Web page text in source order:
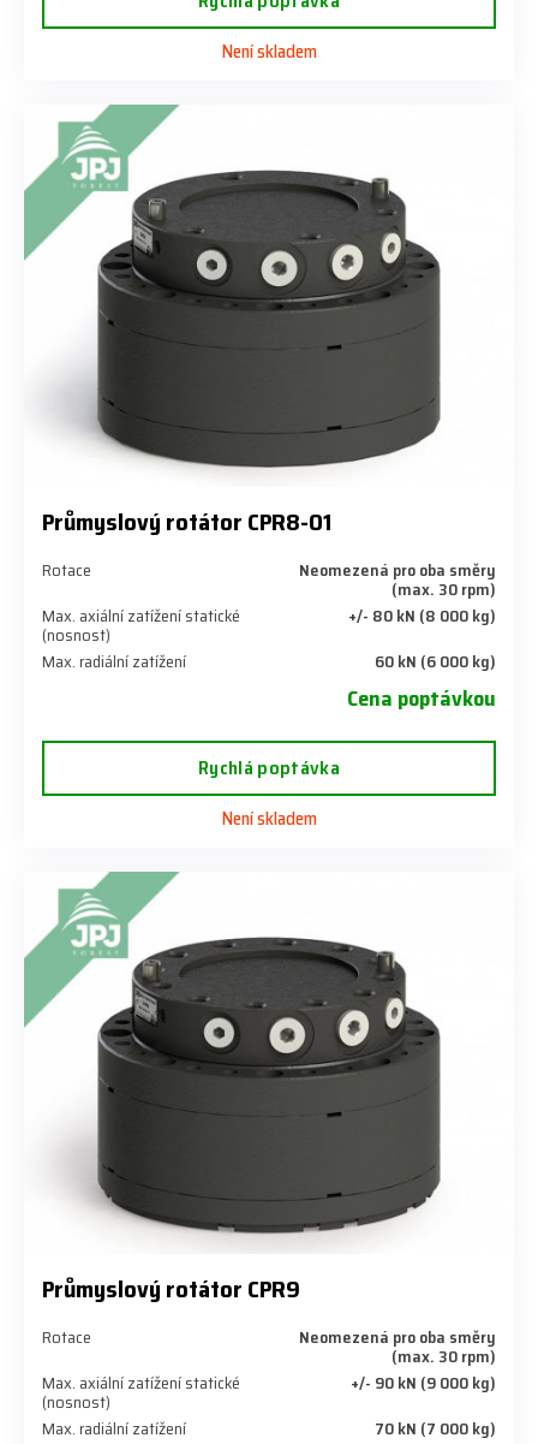
Není skladem
Průmyslový rotátor CPR8-01
Rotace Neomezená pro oba směry
(max. 30 rpm)
Max. axiální zatížení statické
(nosnost)
+/- 80 kN (8 000 kg)
Max. radiální zatížení
60 kN (6 000 kg)
Cena poptávkou
Rychlá poptávka
Není skladem
Průmyslový rotátor CPR9
Rotace Neomezená pro oba směry
(max. 30 rpm)
Max. axiální zatížení statické
(nosnost)
+/- 90 kN (9 000 kg)
Max. radiální zatížení
70 kN (7 000 kg)